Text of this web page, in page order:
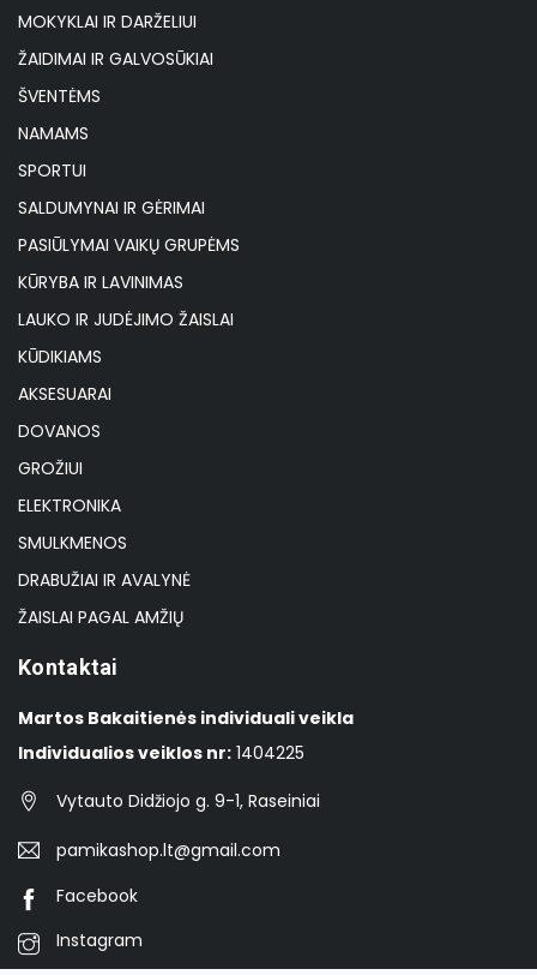
MOKYKLAI IR DARŽELIUI
ŽAIDIMAI IR GALVOSŪKIAI
ŠVENTĖMS
NAMAMS
SPORTUI
SALDUMYNAI IR GĖRIMAI
PASIŪLYMAI VAIKŲ GRUPĖMS
KŪRYBA IR LAVINIMAS
LAUKO IR JUDĖJIMO ŽAISLAI
KŪDIKIAMS
AKSESUARAI
DOVANOS
GROŽIUI
ELEKTRONIKA
SMULKMENOS
DRABUŽIAI IR AVALYNĖ
ŽAISLAI PAGAL AMŽIŲ
Kontaktai
Martos Bakaitienės individuali veikla
Individualios veiklos nr: 1404225
Vytauto Didžiojo g. 9-1, Raseiniai
pamikashop.lt@gmail.com
Facebook
Instagram